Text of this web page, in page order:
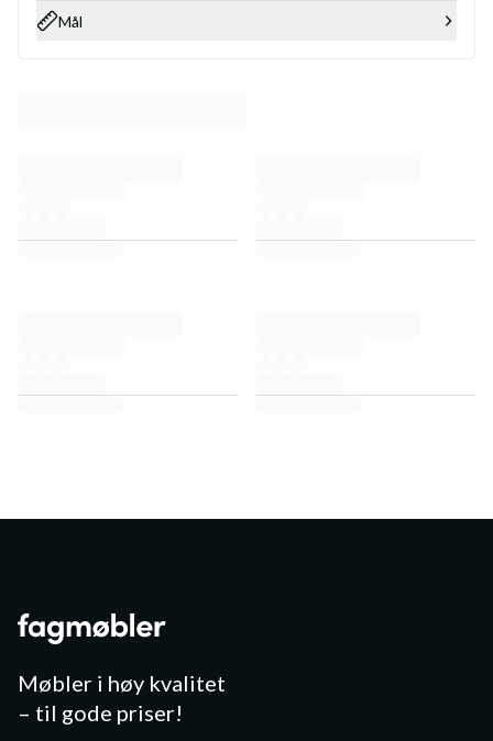
Mål
Møbler i høy kvalitet
– til gode priser!